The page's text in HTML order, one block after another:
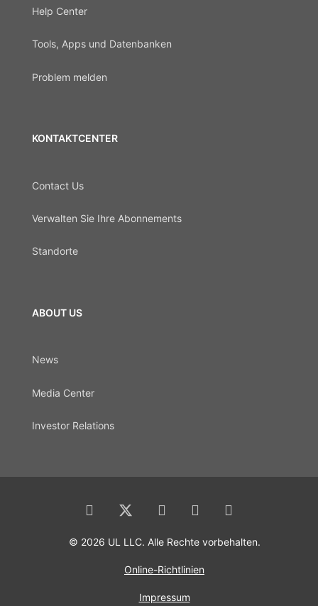
Help Center
Tools, Apps und Datenbanken
Problem melden
KONTAKTCENTER
Contact Us
Verwalten Sie Ihre Abonnements
Standorte
ABOUT US
News
Media Center
Investor Relations
© 2026 UL LLC. Alle Rechte vorbehalten.
Online-Richtlinien
Impressum